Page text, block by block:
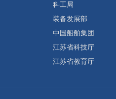
科工局
装备发展部
中国船舶集团
江苏省科技厅
江苏省教育厅